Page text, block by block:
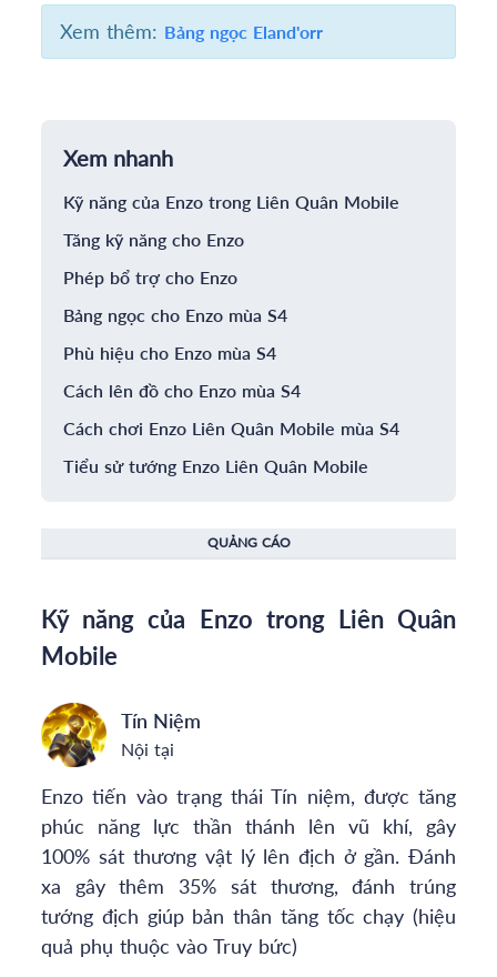
Xem thêm: Bảng ngọc Eland'orr
Xem nhanh
Kỹ năng của Enzo trong Liên Quân Mobile
Tăng kỹ năng cho Enzo
Phép bổ trợ cho Enzo
Bảng ngọc cho Enzo mùa S4
Phù hiệu cho Enzo mùa S4
Cách lên đồ cho Enzo mùa S4
Cách chơi Enzo Liên Quân Mobile mùa S4
Tiểu sử tướng Enzo Liên Quân Mobile
QUẢNG CÁO
Kỹ năng của Enzo trong Liên Quân
Mobile
Tín Niệm
Nội tại
Enzo tiến vào trạng thái Tín niệm, được tăng
phúc năng lực thần thánh lên vũ khí, gây
100% sát thương vật lý lên địch ở gần. Đánh
xa gây thêm 35% sát thương, đánh trúng
tướng địch giúp bản thân tăng tốc chạy (hiệu
quả phụ thuộc vào Truy bức)